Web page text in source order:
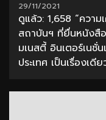
29/11/2021
ดูแล้ว: 1,658 “ควา
สถาบันฯ ที่ยื่นหนังสื
มเนสตี้ อินเตอร์เนชั่
ประเทศ เป็นเรื่องเดี